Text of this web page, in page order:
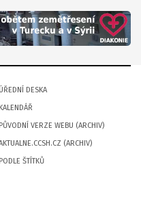
DESKA
KALENDÁŘ
PŮVODNÍ VERZE WEBU (ARCHIV)
(ARCHIV)
PODLE ŠTÍTKŮ